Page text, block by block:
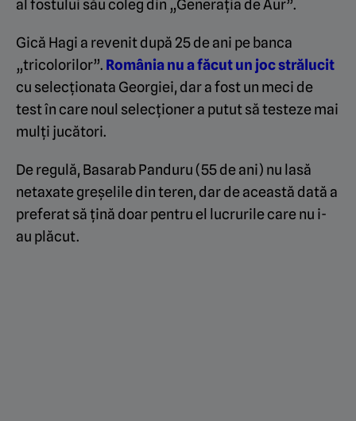
al fostului său coleg din „Generația de Aur”.
Gică Hagi a revenit după 25 de ani pe banca
„tricolorilor”. România nu a făcut un joc strălucit
cu selecționata Georgiei, dar a fost un meci de
test în care noul selecționer a putut să testeze mai
mulți jucători.
De regulă, Basarab Panduru (55 de ani) nu lasă
netaxate greșelile din teren, dar de această dată a
preferat să țină doar pentru el lucrurile care nu i-
au plăcut.